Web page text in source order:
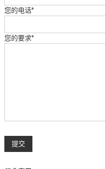
您的电话*
您的要求*